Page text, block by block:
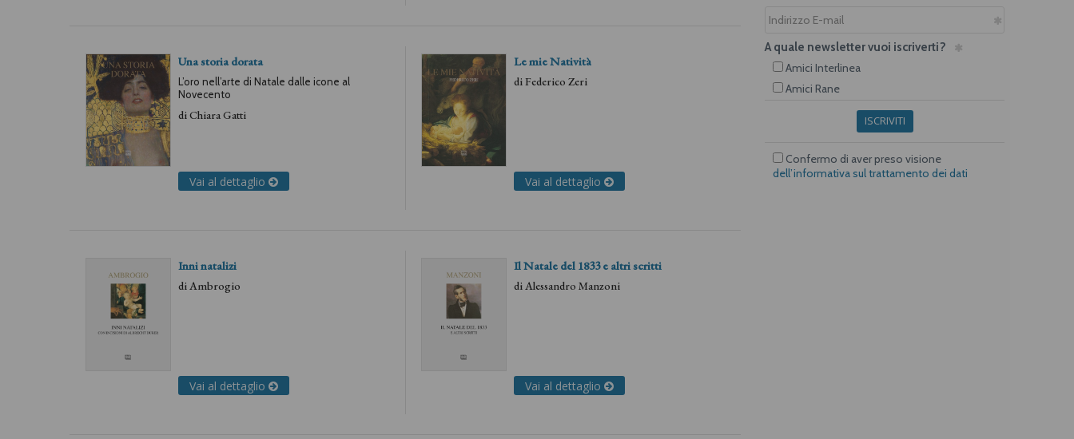
Una storia dorata
L’oro nell’arte di Natale dalle icone al
Novecento
diChiara Gatti
Vai al dettaglio
Le mie Natività
diFederico Zeri
Vai al dettaglio
Inni natalizi
diAmbrogio
Vai al dettaglio
Il Natale del 1833 e altri scritti
diAlessandro Manzoni
Vai al dettaglio
A quale newsletter vuoi iscriverti?
Amici Interlinea
Amici Rane
ISCRIVITI
Confermo di aver preso visione
dell’informativa sul trattamento dei dati